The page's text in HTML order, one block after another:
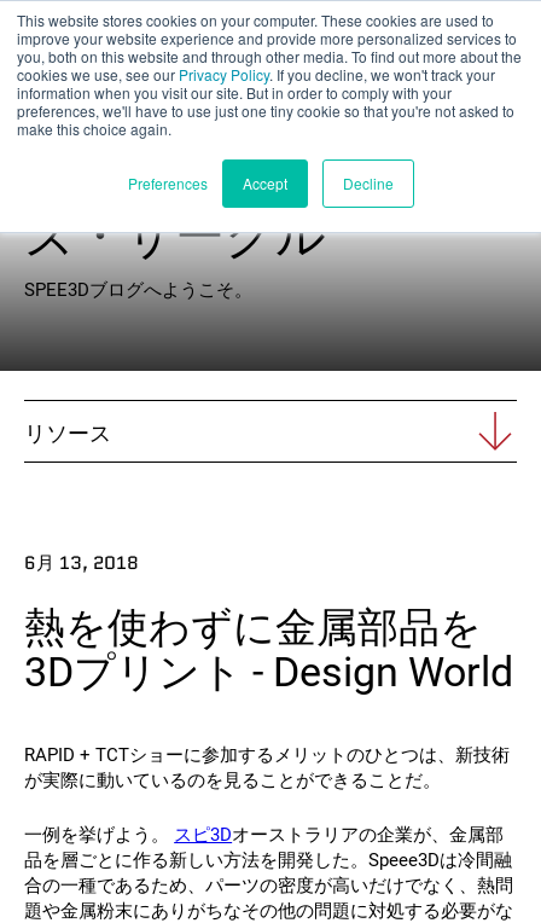
This website stores cookies on your computer. These cookies are used to
improve your website experience and provide more personalized services to
you, both on this website and through other media. To find out more about the
cookies we use, see our Privacy Policy. If you decline, we won't track your
information when you visit our site. But in order to comply with your
preferences, we'll have to use just one tiny cookie so that you're not asked to
make this choice again.
Preferences Accept Decline
パート評価
製品紹介
材料
フォローする
X フェイスブックLinkedIn ユーチューブ
エクスプローラー
ズ・サークル
SPEE3Dブログへようこそ。
リソース
6月 13, 2018
熱を使わずに金属部品を
3Dプリント - Design World
RAPID + TCTショーに参加するメリットのひとつは、新技術
が実際に動いているのを見ることができることだ。
一例を挙げよう。 スピ3Dオーストラリアの企業が、金属部
品を層ごとに作る新しい方法を開発した。Speee3Dは冷間融
合の一種であるため、パーツの密度が高いだけでなく、熱問
題や金属粉末にありがちなその他の問題に対処する必要がな